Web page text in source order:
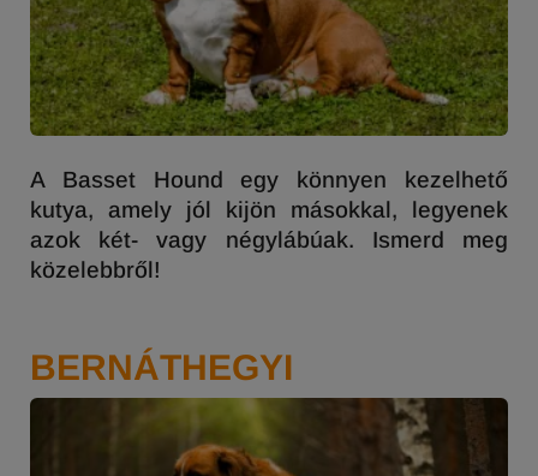
A Basset Hound egy könnyen kezelhető
kutya, amely jól kijön másokkal, legyenek
azok két- vagy négylábúak. Ismerd meg
közelebbről!
BERNÁTHEGYI